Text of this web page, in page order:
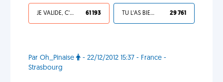
JE VALIDE, C'EST UNE VDM 61 193 TU L'AS BIEN MÉRITÉ 29 761
Par Oh_Pinaise
- 22/12/2012 15:37 - France -
Strasbourg